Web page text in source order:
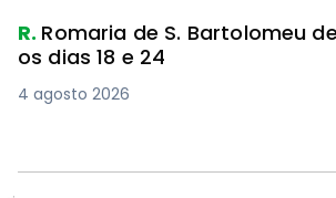
R. Romaria de S. Bartolomeu
os dias 18 e 24
4 agosto 2026